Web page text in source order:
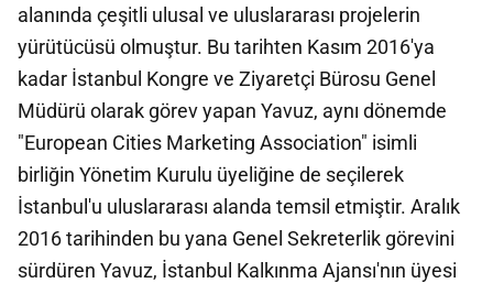
alanında çeşitli ulusal ve uluslararası projelerin
yürütücüsü olmuştur. Bu tarihten Kasım 2016'ya
kadar İstanbul Kongre ve Ziyaretçi Bürosu Genel
Müdürü olarak görev yapan Yavuz, aynı dönemde
"European Cities Marketing Association" isimli
birliğin Yönetim Kurulu üyeliğine de seçilerek
İstanbul'u uluslararası alanda temsil etmiştir. Aralık
2016 tarihinden bu yana Genel Sekreterlik görevini
sürdüren Yavuz, İstanbul Kalkınma Ajansı'nın üyesi